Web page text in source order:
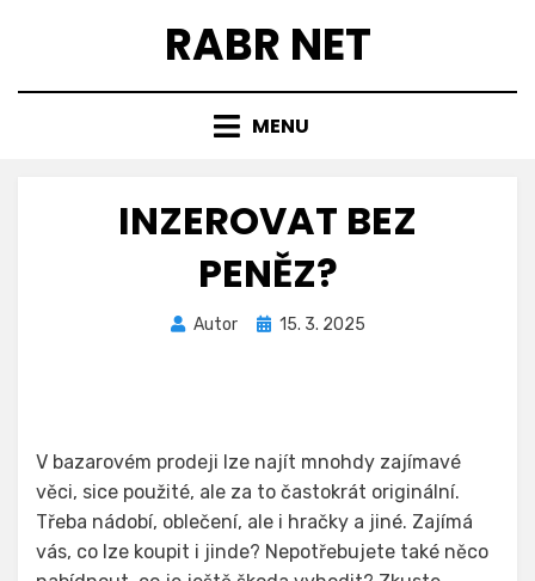
RABR NET
MENU
INZEROVAT BEZ
PENĚZ?
Autor
Zveřejněno
15. 3. 2025
V bazarovém prodeji lze najít mnohdy zajímavé
věci, sice použité, ale za to častokrát originální.
Třeba nádobí, oblečení, ale i hračky a jiné. Zajímá
vás, co lze koupit i jinde? Nepotřebujete také něco